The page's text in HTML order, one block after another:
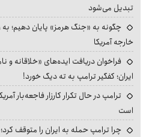
تبدیل می‌شود
چگونه به «جنگ هرمز» پایان دهیم؛
خارجه آمریکا
فراخوان دریافت ایده‌های «خلاقانه و
ایران؛ کفگیر ترامپ به ته دیگ خورد!
ترامپ در حال تکرار کارزار فاجعه‌بار
است
چرا ترامپ حمله به ایران را متوقف